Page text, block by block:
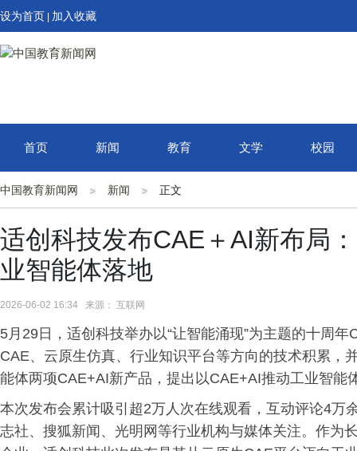
设为首页 加入收藏
首页 新闻 教育 文学 校园
中国教育新闻网 新闻 正文
适创科技发布CAE＋AI新布局
业智能体落地
2026-06-02 16:34 来源： 互联网
5月29日，适创科技举办以“让智能涌现”为主题的十周
CAE、云原生仿真、行业知识平台等方向的技术积累，
能体两项CAE+AI新产品，提出以CAE+AI推动工业智能
本次发布会累计吸引超2万人次在线观看，互动评论4万
志社、搜狐新闻、光明网等行业机构与媒体关注。作为